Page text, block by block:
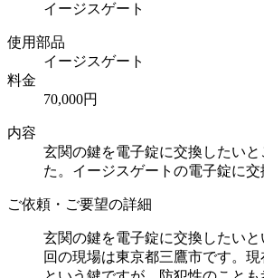
イージスゲート
使用部品
イージスゲート
料金
70,000円
内容
玄関の鍵を電子錠に交換したい
た。イージスゲートの電子錠に交
ご依頼・ご要望の詳細
玄関の鍵を電子錠に交換したい
回の現場は東京都三鷹市です。